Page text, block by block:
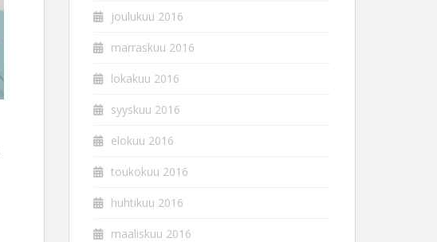
joulukuu 2016
marraskuu 2016
lokakuu 2016
syyskuu 2016
elokuu 2016
toukokuu 2016
huhtikuu 2016
maaliskuu 2016